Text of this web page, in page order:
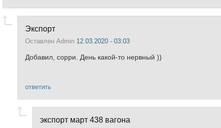
Экспорт
Оставлен Admin 12.03.2020 - 03:03
Добавил, сорри. День какой-то нервный ))
ответить
экспорт март 438 вагона